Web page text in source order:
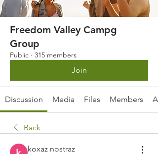
Freedom Valley Campg
Group
Public · 315 members
Join
Discussion Media Files Members
Back
koxaz nostraz